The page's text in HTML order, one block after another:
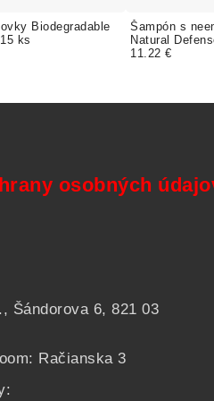
Biodegradable
ks
Šampón s
Natural
11.22 €
osobných
Šándorova 6, 821 03
Račianska 3